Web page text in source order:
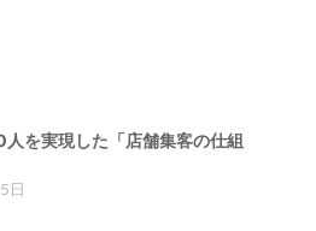
を実現した「店舗集客の仕組
日